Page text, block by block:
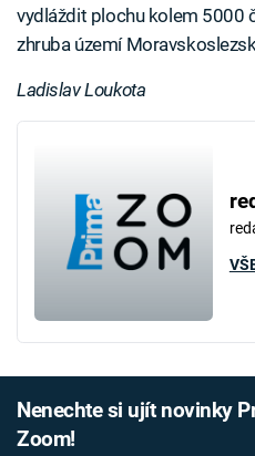
vydláždit plochu kolem 5000
zhruba území
Ladislav Loukota
Nenechte si ujít novinky
Zoom!